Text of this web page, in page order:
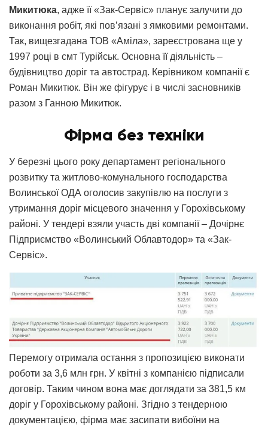
Микитюка, адже її «Зак-Сервіс» планує залучити до
виконання робіт, які пов’язані з ямковими ремонтами.
Так, вищезгадана ТОВ «Аміла», зареєстрована ще у
1997 році в смт Турійськ. Основна її діяльність –
будівництво доріг та автострад. Керівником компанії є
Роман Микитюк. Він же фігурує і в числі засновників
разом з Ганною Микитюк.
Фірма без техніки
У березні цього року департамент регіонального
розвитку та житлово-комунального господарства
Волинської ОДА оголосив закупівлю на послуги з
утримання доріг місцевого значення у Горохівському
районі. У тендері взяли участь дві компанії – Дочірнє
Підприємство «Волинський Облавтодор» та «Зак-
Сервіс».
Перемогу отримала остання з пропозицією виконати
роботи за 3,6 млн грн. У квітні з компанією підписали
договір. Таким чином вона має доглядати за 381,5 км
доріг у Горохівському районі. Згідно з тендерною
документацією, фірма має засипати вибоїни на